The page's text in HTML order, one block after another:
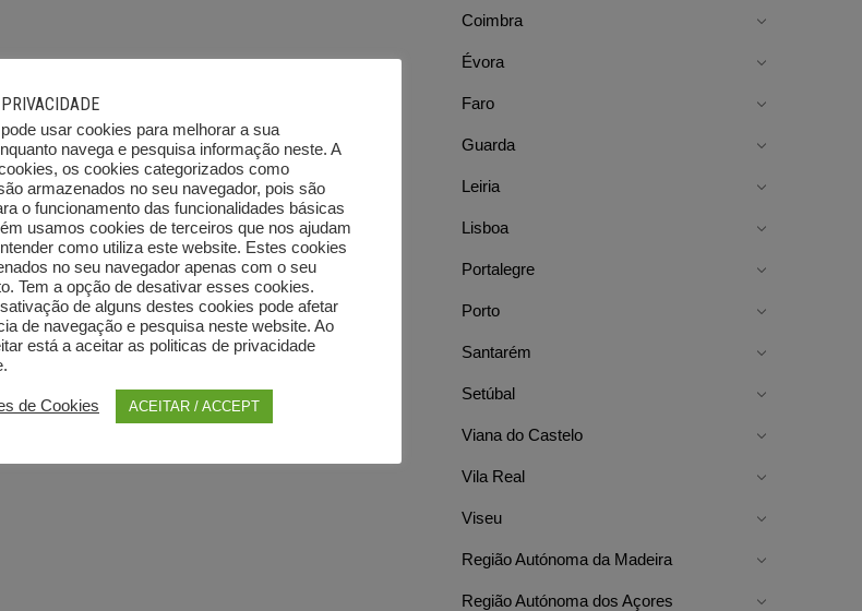
Coimbra
Évora
Faro
Guarda
Leiria
Lisboa
Portalegre
Porto
Santarém
Setúbal
Viana do Castelo
Vila Real
Viseu
Região Autónoma da Madeira
Região Autónoma dos Açores
usar cookies para melhorar a sua
navega e pesquisa informação neste. A
os cookies categorizados como
armazenados no seu navegador, pois são
o funcionamento das funcionalidades básicas
usamos cookies de terceiros que nos ajudam
como utiliza este website. Estes cookies
no seu navegador apenas com o seu
Tem a opção de desativar esses cookies.
de alguns destes cookies pode afetar
de navegação e pesquisa neste website. Ao
está a aceitar as politicas de privacidade
de Cookies ACEITAR / ACCEPT